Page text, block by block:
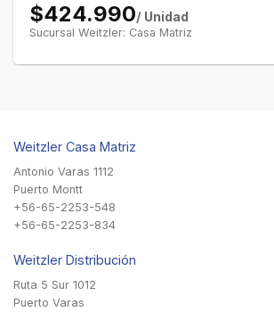
$424.990/ Unidad
Sucursal Weitzler: Casa Matriz
Weitzler Casa Matriz
Antonio Varas 1112
Puerto Montt
+56-65-2253-548
+56-65-2253-834
Weitzler Distribución
Ruta 5 Sur 1012
Puerto Varas